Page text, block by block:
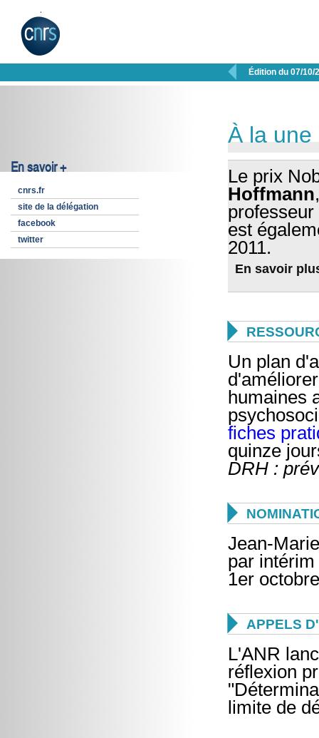
 Édition du 07/10/
En savoir +
cnrs.fr
site de la délégation
facebook
twitter
À la une
Le prix
Hoffmann
est
2011.
En savoir

Un plan
humaines
fiches
quinze
DRH :

Jean-
par
1er
 APPELS
L'ANR
réflexion
limite de